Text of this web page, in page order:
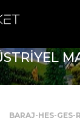
BARAJ-HES-GES-